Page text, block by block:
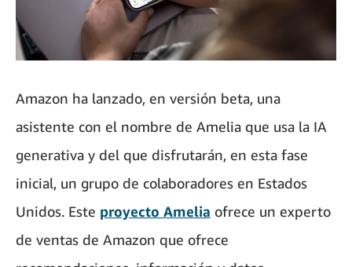
Amazon ha lanzado, en versión beta, una
asistente con el nombre de Amelia que usa la IA
generativa y del que disfrutarán, en esta fase
inicial, un grupo de colaboradores en Estados
Unidos. Este proyecto Amelia ofrece un experto
de ventas de Amazon que ofrece